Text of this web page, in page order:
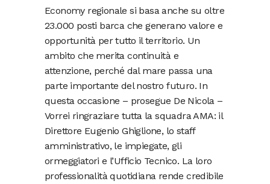
Economy regionale si basa anche su oltre
23.000 posti barca che generano valore e
opportunità per tutto il territorio. Un
ambito che merita continuità e
attenzione, perché dal mare passa una
parte importante del nostro futuro. In
questa occasione – prosegue De Nicola –
Vorrei ringraziare tutta la squadra AMA: il
Direttore Eugenio Ghiglione, lo staff
amministrativo, le impiegate, gli
ormeggiatori e l’Ufficio Tecnico. La loro
professionalità quotidiana rende credibile